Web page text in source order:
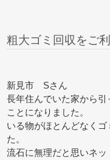
粗大ゴミ回収をご
新見市 Sさん
長年住んでいた家から
ことになりました。
いる物がほとんどなく
た。
流石に無理だと思いネ